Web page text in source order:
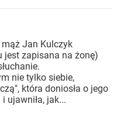
Jan Kulczyk
jest zapisana na żonę)
nie tylko siebie,
która doniosła o jego
ujawniła, jak...